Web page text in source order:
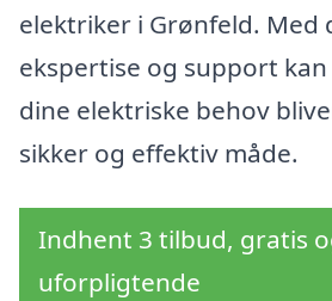
elektriker i Grønfeld. Med
ekspertise og support
dine elektriske behov
sikker og effektiv måde.
Indhent 3 tilbud, gratis
uforpligtende